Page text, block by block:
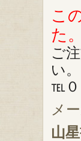
こ
た。
ご
い。
℡０
メ
山